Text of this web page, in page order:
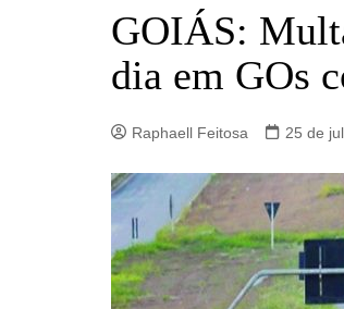
GOIÁS:
dia em GOs
Raphaell Feitosa 25 de